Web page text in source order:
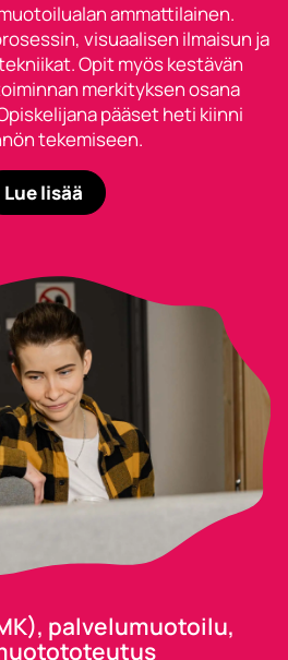
ammattilainen.
visuaalisen ilmaisun ja
Opit myös kestävän
merkityksen osana
pääset heti kiinni
tekemiseen.
Lue lisää
palvelumuotoilu,